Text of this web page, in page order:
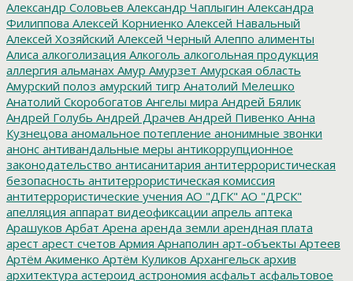
Александр Соловьев Александр Чаплыгин Александра
Филиппова Алексей Корниенко Алексей Навальный
Алексей Хозяйский Алексей Черный Алеппо алименты
Алиса алкоголизация Алкоголь алкогольная продукция
аллергия альманах Амур Амурзет Амурская область
Амурский полоз амурский тигр Анатолий Мелешко
Анатолий Скоробогатов Ангелы мира Андрей Бялик
Андрей Голубь Андрей Драчев Андрей Пивенко Анна
Кузнецова аномальное потепление анонимные звонки
анонс антивандальные меры антикоррупционное
законодательство антисанитария антитеррористическая
безопасность антитеррористическая комиссия
антитеррористические учения АО "ДГК" АО "ДРСК"
апелляция аппарат видеофиксации апрель аптека
Арашуков Арбат Арена аренда земли арендная плата
арест арест счетов Армия Арнаполин арт-объекты Артеев
Артём Акименко Артём Куликов Архангельск архив
архитектура астероид астрономия асфальт асфальтовое